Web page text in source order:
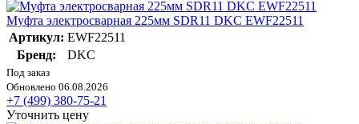
Муфта электросварная 225мм SDR11 DKC EWF22511
Артикул: EWF22511
Бренд:
DKC
Под заказ
Обновлено 06.08.2026
+7 (499) 380-75-21
Уточнить цену